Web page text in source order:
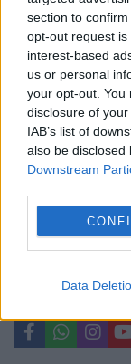
section to
opt-out request
interest-based
us or personal
your opt-out. You
disclosure of
IAB’s list of
also be disclosed
Downstream
Data
de
Peste
fără bani
Trebuie
Ghiseul.ro